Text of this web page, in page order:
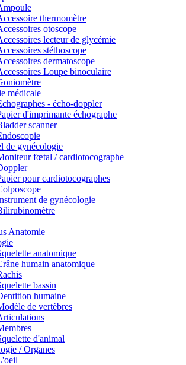
thermomètre
otoscope
lecteur de glycémie
stéthoscope
dermatoscope
Loupe binoculaire
médicale
- écho-doppler
d'imprimante échographe
scanner
de gynécologie
fœtal / cardiotocographe
pour cardiotocographes
de gynécologie
Anatomie
anatomique
humain anatomique
bassin
humaine
de vertèbres
d'animal
/ Organes